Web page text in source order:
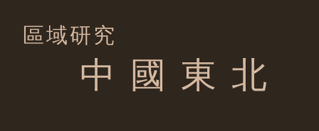
區域研究
中 國 東 北